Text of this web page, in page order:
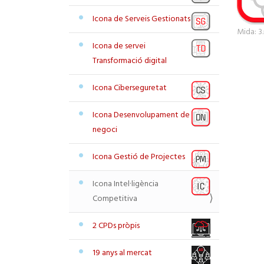
Icona de Serveis Gestionats
Icona de servei
Transformació digital
Icona Ciberseguretat
Icona Desenvolupament de
negoci
Icona Gestió de Projectes
Icona Intel·ligència
Competitiva
2 CPDs pròpis
19 anys al mercat
Feu
Mida: